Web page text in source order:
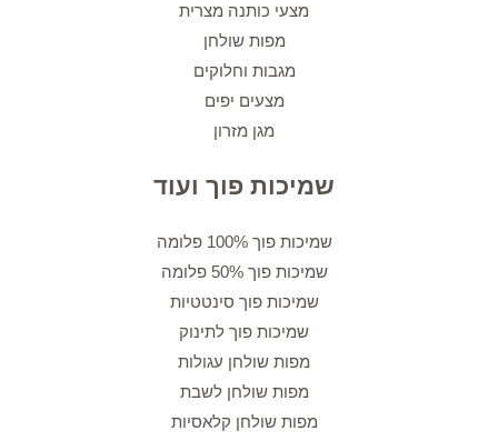
מצעי כותנה מצרית
מפות שולחן
מגבות וחלוקים
מצעים יפים
מגן מזרון
שמיכות פוך ועוד
שמיכות פוך 100% פלומה
שמיכות פוך 50% פלומה
שמיכות פוך סינטטיות
שמיכות פוך לתינוק
מפות שולחן עגולות
מפות שולחן לשבת
מפות שולחן קלאסיות